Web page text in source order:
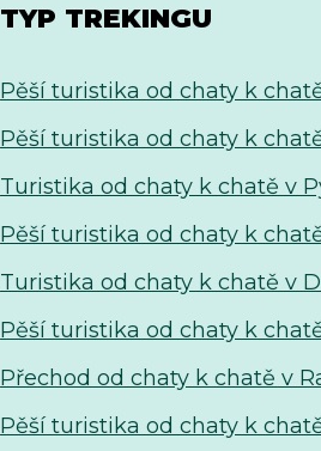
TYP TREKINGU
Pěší turistika od chaty k
Pěší turistika od chaty k
Turistika od chaty k chatě v
Pěší turistika od chaty k
Turistika od chaty k chatě v
Pěší turistika od chaty k
Přechod od chaty k chatě v
Pěší turistika od chaty k